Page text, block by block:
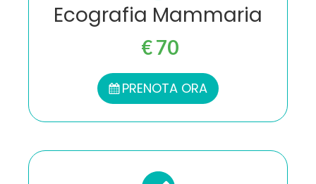
Ecografia Mammaria
€ 70
PRENOTA ORA